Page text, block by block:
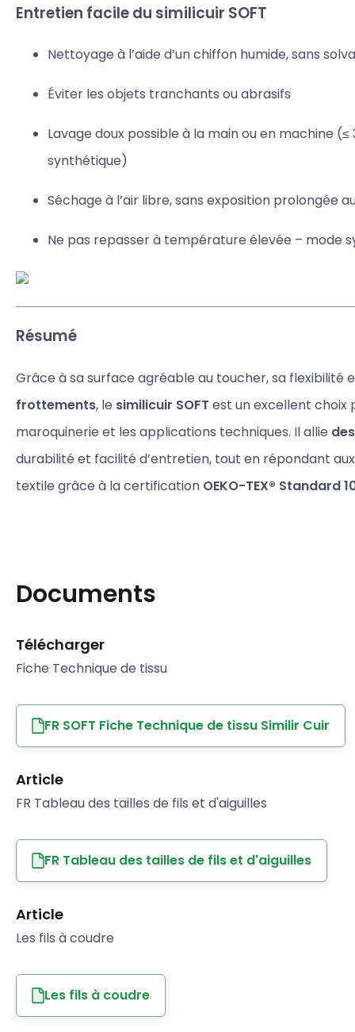
Entretien facile du similicuir SOFT
Nettoyage à l’aide d’un chiffon humide, sans
Éviter les objets tranchants ou abrasifs
Lavage doux possible à la main ou en machine (≤
synthétique)
Séchage à l’air libre, sans exposition prolongée
Ne pas repasser à température élevée – mode
Résumé
Grâce à sa surface agréable au toucher, sa flexibilité
frottements, le similicuir SOFT est un excellent choix
maroquinerie et les applications techniques. Il allie
durabilité et facilité d’entretien, tout en répondant
textile grâce à la certification OEKO-TEX® Standard
Documents
Télécharger
Fiche Technique de tissu
FR SOFT Fiche Technique de tissu Similir Cuir
Article
FR Tableau des tailles de fils et d'aiguilles
FR Tableau des tailles de fils et d'aiguilles
Article
Les fils à coudre
Les fils à coudre